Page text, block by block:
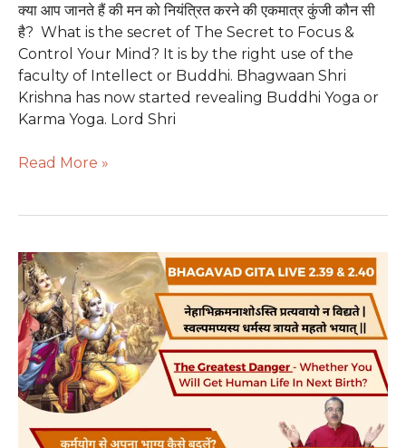
क्या आप जानते हैं की मन को नियंत्रित करने की एकमात्र कुंजी कौन सी
है? What is the secret of The Secret to Focus &
Control Your Mind? It is by the right use of the
faculty of Intellect or Buddhi. Bhagwaan Shri
Krishna has now started revealing Buddhi Yoga or
Karma Yoga. Lord Shri
Bhagavad
Gita
2.41
Read More »
कर्मयोग
से
अपना
भाग्य
कैसे
बदलें?
|
How
To